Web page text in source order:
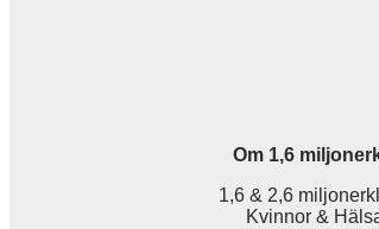
Om 1,6
1,6 & 2,6
Kvinnor &